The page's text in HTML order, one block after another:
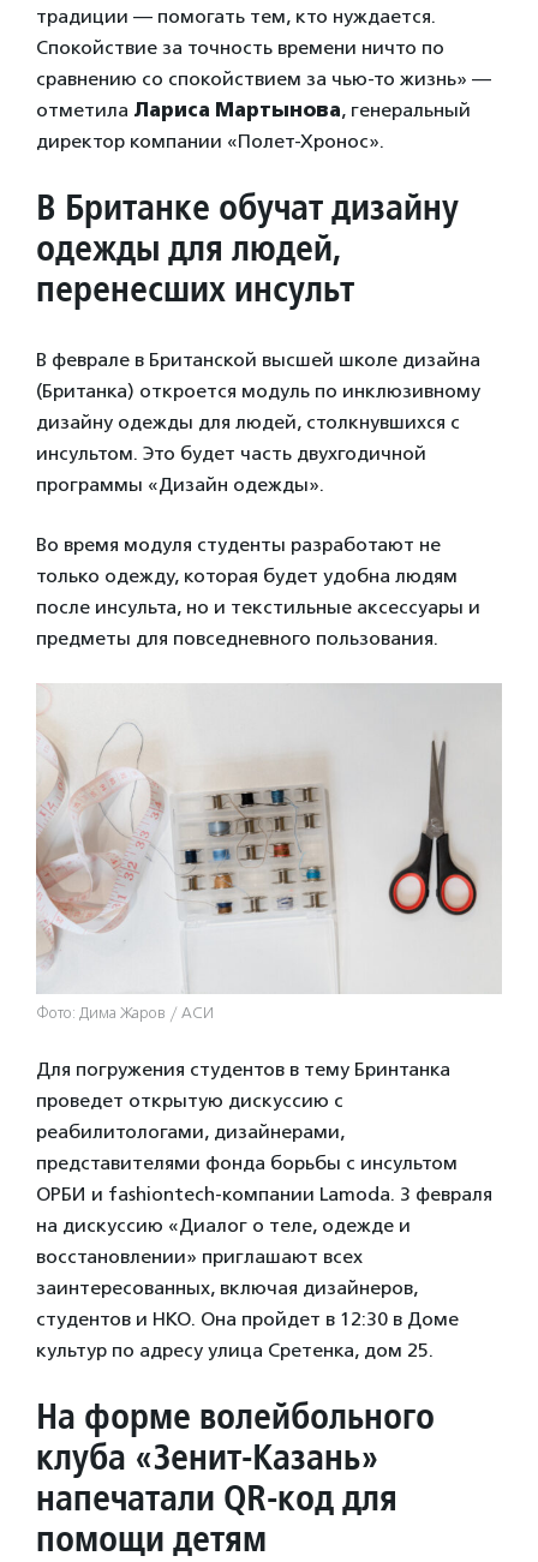
традиции — помогать тем, кто нуждается.
Спокойствие за точность времени ничто по
сравнению со спокойствием за чью-то жизнь» —
отметила Лариса Мартынова, генеральный
директор компании «Полет-Хронос».
В Британке обучат дизайну
одежды для людей,
перенесших инсульт
В феврале в Британской высшей школе дизайна
(Британка) откроется модуль по инклюзивному
дизайну одежды для людей, столкнувшихся с
инсультом. Это будет часть двухгодичной
программы «Дизайн одежды».
Во время модуля студенты разработают не
только одежду, которая будет удобна людям
после инсульта, но и текстильные аксессуары и
предметы для повседневного пользования.
Фото: Дима Жаров / АСИ
Для погружения студентов в тему Бринтанка
проведет открытую дискуссию с
реабилитологами, дизайнерами,
представителями фонда борьбы с инсультом
ОРБИ и fashiontech-компании Lamoda. 3 февраля
на дискуссию «Диалог о теле, одежде и
восстановлении» приглашают всех
заинтересованных, включая дизайнеров,
студентов и НКО. Она пройдет в 12:30 в Доме
культур по адресу улица Сретенка, дом 25.
На форме волейбольного
клуба «Зенит‑Казань»
напечатали QR-код для
помощи детям